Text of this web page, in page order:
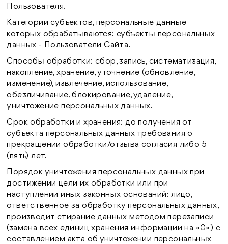
Пользователя.
Категории субъектов, персональные данные
которых обрабатываются: субъекты персональных
данных - Пользователи Сайта.
Способы обработки: сбор, запись, систематизация,
накопление, хранение, уточнение (обновление,
изменение), извлечение, использование,
обезличивание, блокирование, удаление,
уничтожение персональных данных.
Срок обработки и хранения: до получения от
субъекта персональных данных требования о
прекращении обработки/отзыва согласия либо 5
(пять) лет.
Порядок уничтожения персональных данных при
достижении цели их обработки или при
наступлении иных законных оснований: лицо,
ответственное за обработку персональных данных,
производит стирание данных методом перезаписи
(замена всех единиц хранения информации на «0») с
составлением акта об уничтожении персональных